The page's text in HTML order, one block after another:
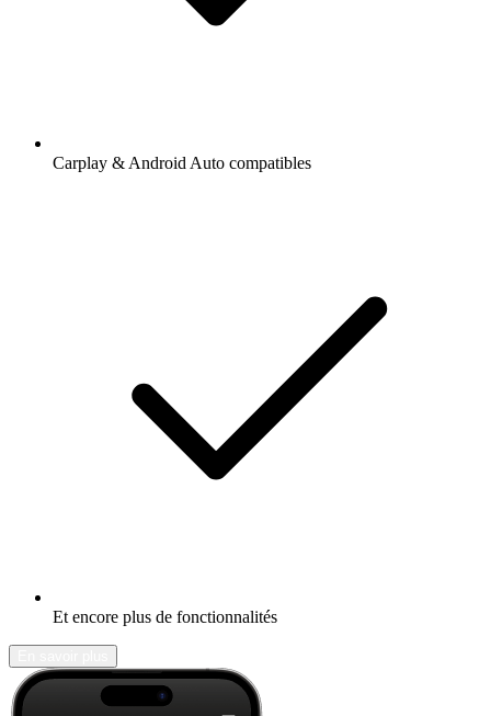
Carplay & Android Auto compatibles
Et encore plus de fonctionnalités